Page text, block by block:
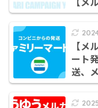
送料
ャン
【メ
ート
送、